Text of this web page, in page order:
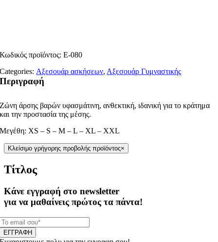
Κωδικός προϊόντος:Ε-080
Categories:Αξεσουάρ ασκήσεων,Αξεσουάρ Γυμναστικής
Περιγραφή
Ζώνη άρσης βαρών υφασμάτινη, ανθεκτική, ιδανική για το κράτημα
και την προστασία της μέσης.
Μεγέθη: XS – S – M – L – XL – XXL
Κλείσιμο γρήγορης προβολής προϊόντος×
Τίτλος
Κάνε εγγραφή στο newsletter
για να μαθαίνεις πρώτος τα πάντα!
ΕΓΓΡΑΦΗ